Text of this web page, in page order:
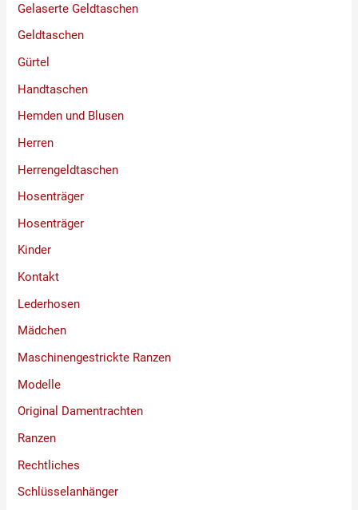
Gelaserte Geldtaschen
Geldtaschen
Gürtel
Handtaschen
Hemden und Blusen
Herren
Herrengeldtaschen
Hosenträger
Hosenträger
Kinder
Kontakt
Lederhosen
Mädchen
Maschinengestrickte Ranzen
Modelle
Original Damentrachten
Ranzen
Rechtliches
Schlüsselanhänger